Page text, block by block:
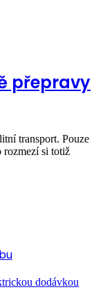
přepravy
transport. Pouze
rozmezí si totiž